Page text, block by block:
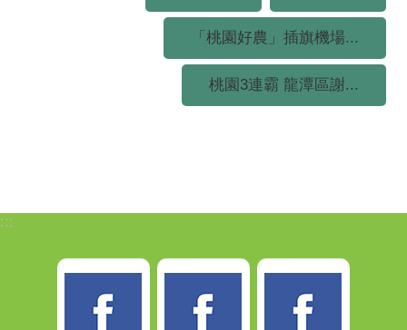
「桃園好農」插旗機場...
桃園3連霸 龍潭區謝...
:::